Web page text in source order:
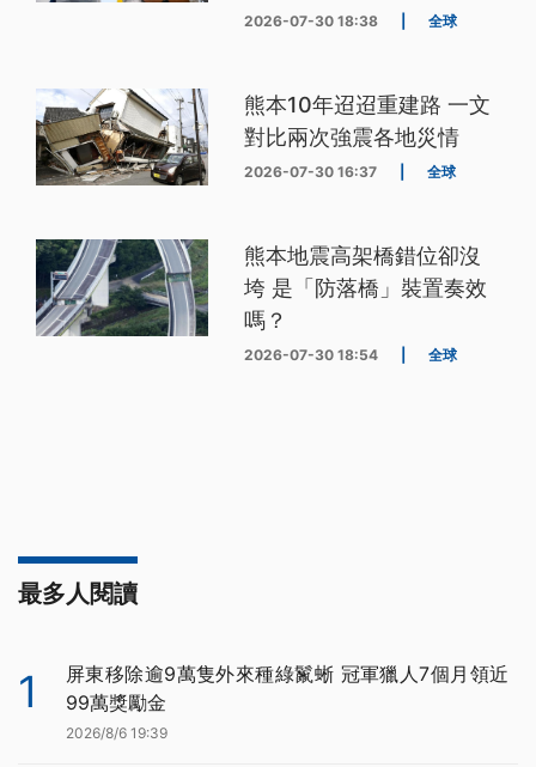
2026-07-30 18:38 全球
熊本10年迢迢重建路 一文
對比兩次強震各地災情
2026-07-30 16:37 全球
熊本地震高架橋錯位卻沒
垮 是「防落橋」裝置奏效
嗎？
2026-07-30 18:54 全球
最多人閱讀
1
屏東移除逾9萬隻外來種綠鬣蜥 冠軍獵人7個月領近
99萬獎勵金
2026/8/6 19:39